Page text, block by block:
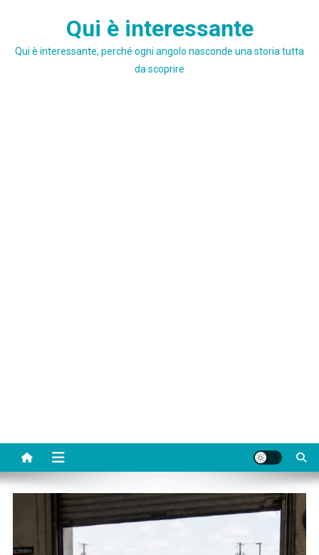
Qui è interessante
Qui è interessante, perché ogni angolo nasconde una storia tutta
da scoprire